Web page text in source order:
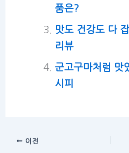
품은?
맛도 건강도 다
리뷰
군고구마처럼 맛
시피
이전